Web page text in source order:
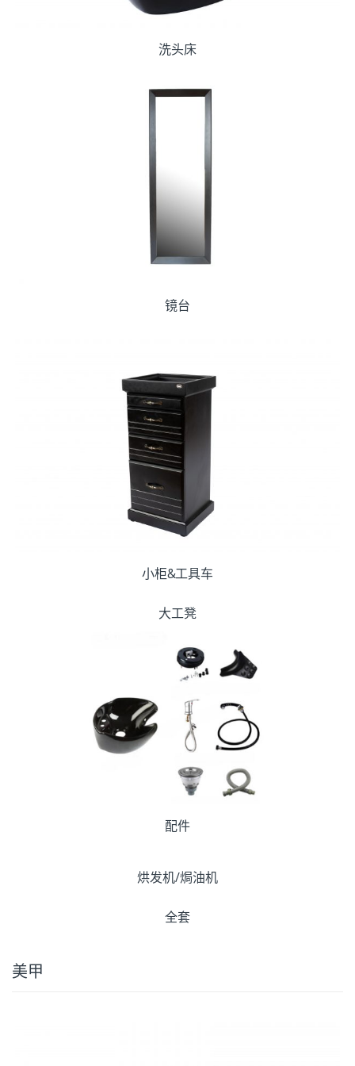
洗头床
镜台
小柜&工具车
大工凳
配件
烘发机/焗油机
全套
美甲